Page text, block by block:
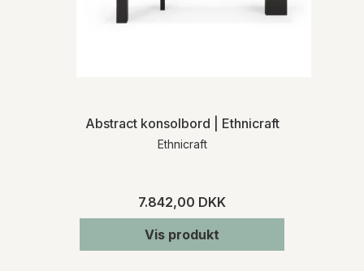
Abstract konsolbord | Ethnicraft
Ethnicraft
7.842,00 DKK
Vis produkt